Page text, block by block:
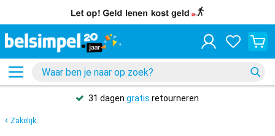
31 dagen gratis retourneren
Zakelijk